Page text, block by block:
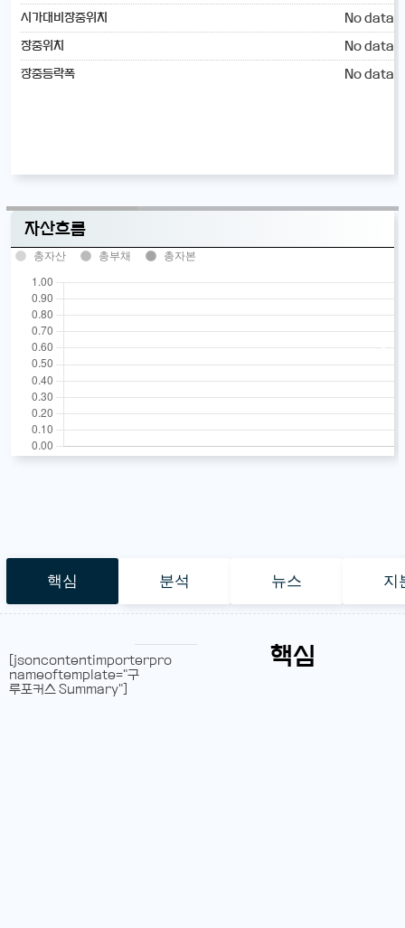
시가대비장중위치 No data
장중위치 No data
장중등락폭 No data
자산흐름
총자산 총부채 총자본
핵심 분석 뉴스 지
핵심
[jsoncontentimporterpro
nameoftemplate="구
루포커스 Summary"]